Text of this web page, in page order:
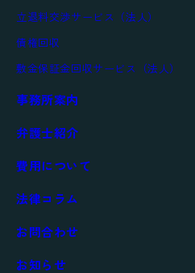
立退料交渉サービス（法人）
債権回収
敷金保証金回収サービス（法人）
事務所案内
弁護士紹介
費用について
法律コラム
お問合わせ
お知らせ